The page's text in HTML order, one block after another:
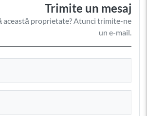
Trimite un mesaj
această proprietate? Atunci trimite-ne
un e-mail.